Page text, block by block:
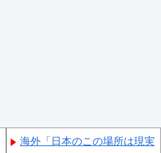
海外「日本のこの場所は現実